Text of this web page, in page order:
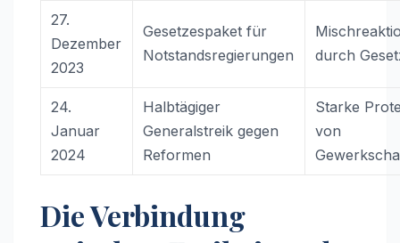
27.
Dezember
2023
Gesetzespaket für
Notstandsregierungen
durch
24.
Januar
2024
Halbtägiger
Generalstreik gegen
Reformen
Starke
von
Die Verbindung